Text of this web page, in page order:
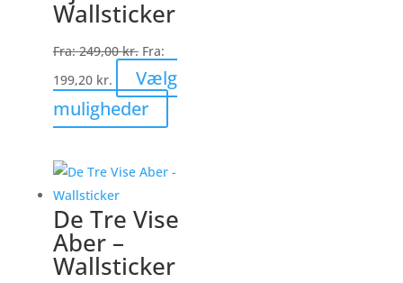
Wallsticker
Fra:249,00kr. Fra:
199,20 kr.
Vælg
muligheder
vare
flere
Mulighederne
vælges
De Tre Vise
Aber –
Wallsticker